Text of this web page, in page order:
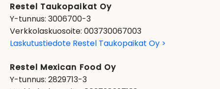
Restel Taukopaikat Oy
Y-tunnus: 3006700-3
Verkkolaskuosoite: 003730067003
Laskutustiedote Restel Taukopaikat Oy >
Restel Mexican Food Oy
Y-tunnus: 2829713-3